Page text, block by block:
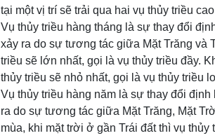
tại một vị trí sẽ trải qua hai vụ thủy triều
Vụ thủy triều hàng tháng là sự thay đổi
xảy ra do sự tương tác giữa Mặt Trăng và
triều sẽ lớn nhất, gọi là vụ thủy triều đầy.
thủy triều sẽ nhỏ nhất, gọi là vụ thủy triều
Vụ thủy triều hàng năm là sự thay đổi
ra do sự tương tác giữa Mặt Trăng, Mặt
mùa, khi mặt trời ở gần Trái đất thì vụ